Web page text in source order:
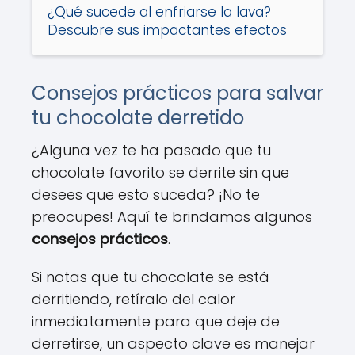
¿Qué sucede al enfriarse la lava?
Descubre sus impactantes efectos
Consejos prácticos para salvar
tu chocolate derretido
¿Alguna vez te ha pasado que tu
chocolate favorito se derrite sin que
desees que esto suceda? ¡No te
preocupes! Aquí te brindamos algunos
consejos prácticos.
Si notas que tu chocolate se está
derritiendo, retíralo del calor
inmediatamente para que deje de
derretirse, un aspecto clave es manejar